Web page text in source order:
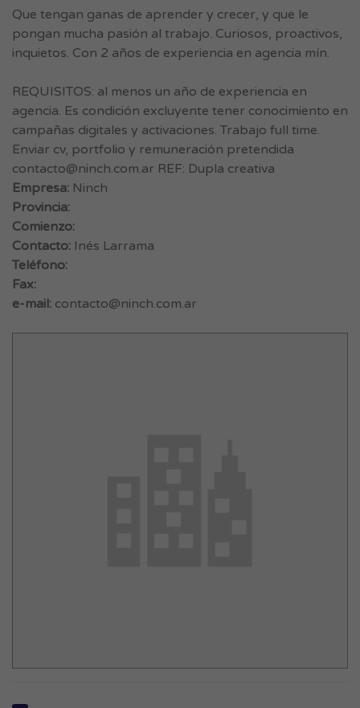
Que tengan ganas de aprender y crecer, y que le
pongan mucha pasión al trabajo. Curiosos, proactivos,
inquietos. Con 2 años de experiencia en agencia mín.
REQUISITOS: al menos un año de experiencia en
agencia. Es condición excluyente tener conocimiento en
campañas digitales y activaciones. Trabajo full time.
Enviar cv, portfolio y remuneración pretendida
contacto@ninch.com.ar REF: Dupla creativa
Empresa: Ninch
Provincia:
Comienzo:
Contacto: Inés Larrama
Teléfono:
Fax:
e-mail: contacto@ninch.com.ar